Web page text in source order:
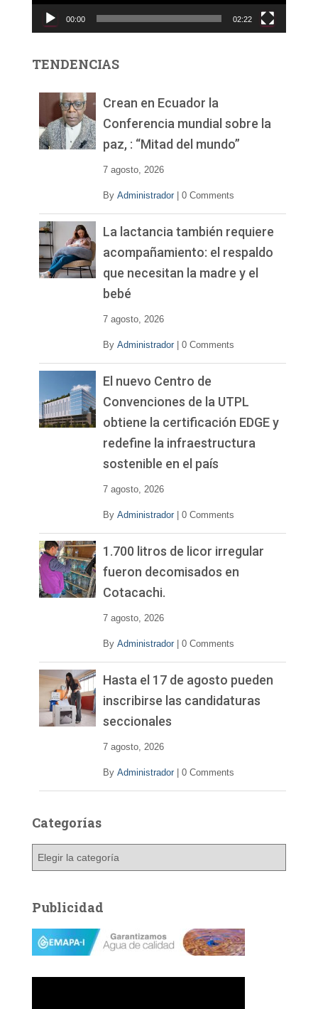
c
d
00:00 02:22
TENDENCIAS
Crean en Ecuador la
Conferencia mundial sobre la
paz, : “Mitad del mundo”
7 agosto, 2026
By Administrador 0 Comments
La lactancia también requiere
acompañamiento: el respaldo
que necesitan la madre y el
bebé
7 agosto, 2026
By Administrador 0 Comments
El nuevo Centro de
Convenciones de la UTPL
obtiene la certificación EDGE y
redefine la infraestructura
sostenible en el país
7 agosto, 2026
By Administrador 0 Comments
1.700 litros de licor irregular
fueron decomisados en
Cotacachi.
7 agosto, 2026
By Administrador 0 Comments
Hasta el 17 de agosto pueden
inscribirse las candidaturas
seccionales
7 agosto, 2026
By Administrador 0 Comments
Categorías
g
o
a
Publicidad